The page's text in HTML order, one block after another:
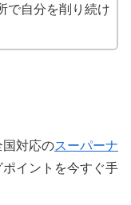
で自分を削り続け
国対応のスーパーナ
イントを今すぐ手